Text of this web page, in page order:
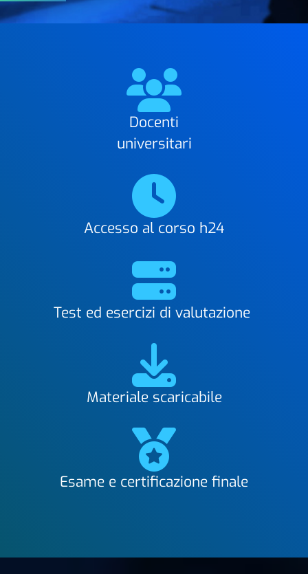
Docenti
universitari
Accesso al corso h24
Test ed esercizi di valutazione
Materiale scaricabile
Esame e certificazione finale